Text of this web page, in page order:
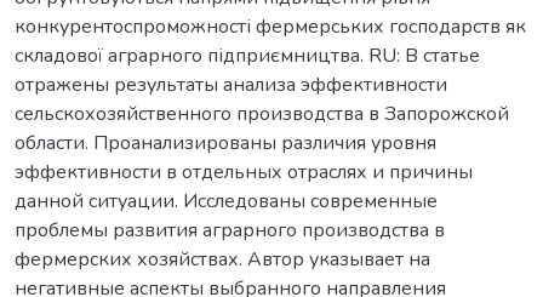
конкурентоспроможності фермерських господарств як
складової аграрного підприємництва. RU: В статье
отражены результаты анализа эффективности
сельскохозяйственного производства в Запорожской
области. Проанализированы различия уровня
эффективности в отдельных отраслях и причины
данной ситуации. Исследованы современные
проблемы развития аграрного производства в
фермерских хозяйствах. Автор указывает на
негативные аспекты выбранного направления